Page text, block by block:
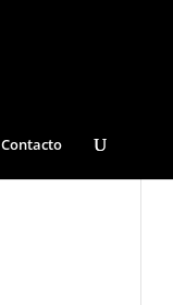
Contacto